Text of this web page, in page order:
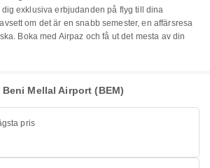
exklusiva erbjudanden på flyg till dina
om det är en snabb semester, en affärsresa
Boka med Airpaz och få ut det mesta av din
Mellal Airport (BEM)
pris